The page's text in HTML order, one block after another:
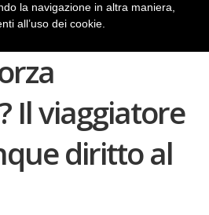
per
Il viaggiatore
diritto al
la navigazione in altra maniera,
all’uso dei cookie.